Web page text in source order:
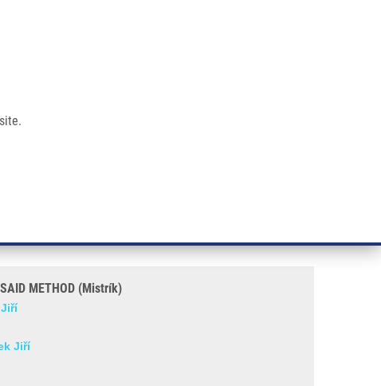
LINES AND DEVICE FOR
SAID METHOD (Mistrík)
Jiří